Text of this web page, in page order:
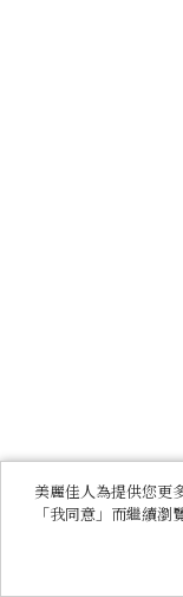
美麗佳人為提供您更
「我同意」而繼續